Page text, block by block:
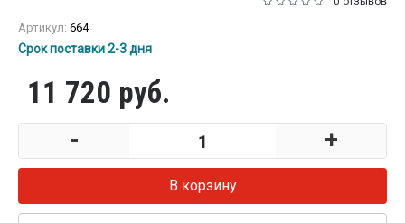
Артикул: 664
Срок поставки 2-3 дня
11 720 руб.
- +
В корзину